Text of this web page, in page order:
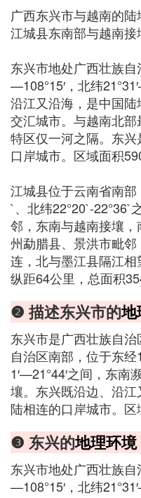
广西东兴市与越南的
江城县东南部与越南接
东兴市地处广西壮族自
—108°15′，北纬
沿江又沿海，是中国
交汇城市。与越南北
特区仅一河之隔。东
口岸城市。区域面积
江城县位于云南省南部
`、北纬22°20`-22°36`
邻，东南与越南接壤
州勐腊县、景洪市毗
连，北与墨江县隔江
纵距64公里，总面积
❷ 描述东兴市的地
东兴市是广西壮族自
自治区南部，位于东经
1′—21°44′之间，东南
壤。东兴既沿边、沿
陆相连的口岸城市。区
❸ 东兴的地理环境
东兴市地处广西壮族自
—108°15′，北纬